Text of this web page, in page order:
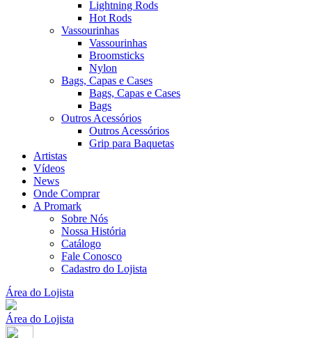
Lightning Rods
Hot Rods
Vassourinhas
Vassourinhas
Broomsticks
Nylon
Bags, Capas e Cases
Bags, Capas e Cases
Bags
Outros Acessórios
Outros Acessórios
Grip para Baquetas
Artistas
Vídeos
News
Onde Comprar
A Promark
Sobre Nós
Nossa História
Catálogo
Fale Conosco
Cadastro do Lojista
Área do Lojista
Área do Lojista